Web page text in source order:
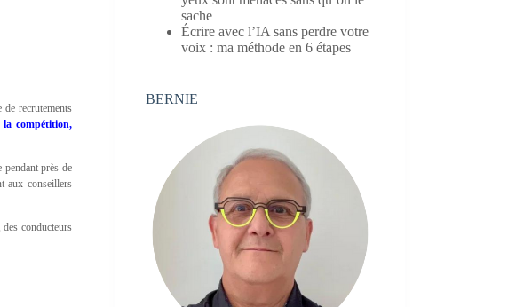
de recrutements
compétition,
près de
aux conseillers
conducteurs
sache
Écrire avec l’IA sans perdre votre
voix : ma méthode en 6 étapes
BERNIE